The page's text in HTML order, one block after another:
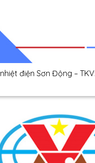
điện Sơn Động –